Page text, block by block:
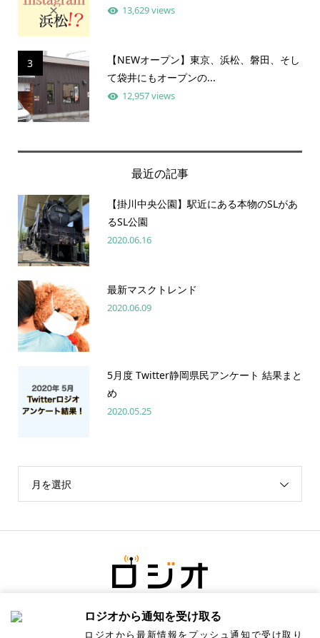
13,629 views
3
【NEWオープン】東京、浜松、磐田、そし
て袋井にもオープンの...
12,957 views
最近の記事
【掛川中央公園】駅近にある本物のSLがあ
るSL公園
2020.06.16
最新マスクトレンド
2020.06.09
5月度 Twitter静岡県民アンケート 結果まと
め
2020.05.25
月を選択
ロジオから通知を受け取る
ロジオから最新情報をプッシュ通知で受け取り